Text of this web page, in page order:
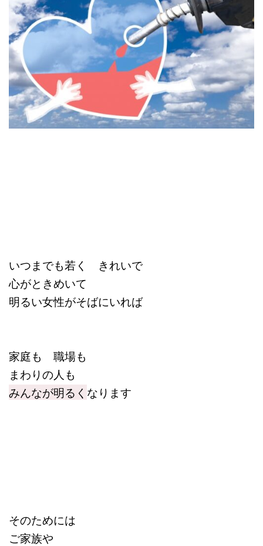
いつまでも若く きれいで
心がときめいて
明るい女性がそばにいれば
家庭も 職場も
まわりの人も
みんなが明るく なります
そのためには
ご家族や